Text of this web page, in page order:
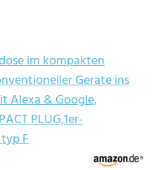
im kompakten
Geräte ins
Alexa & Google,
PLUG,1er-
F